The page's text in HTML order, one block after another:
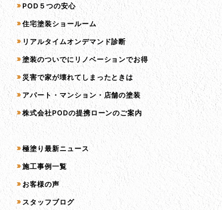
サービス一覧
POD５つの安心
住宅塗装ショールーム
リアルタイムオンデマンド診断
塗装のついでにリノベーションでお得
災害で家が壊れてしまったときは
アパート・マンション・店舗の塗装
株式会社PODの提携ローンのご案内
コンテンツ一覧
極塗り最新ニュース
施工事例一覧
お客様の声
スタッフブログ